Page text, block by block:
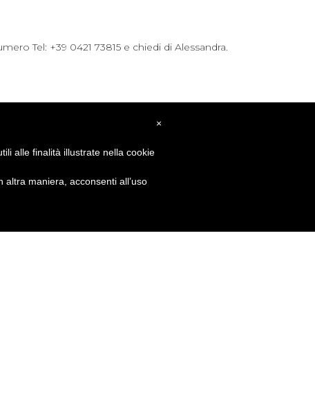
Tel: +39 0421 73815 e chiedi di Alessandra.
GET SOCIAL
×
alle finalità illustrate nella cookie
maniera, acconsenti all’uso